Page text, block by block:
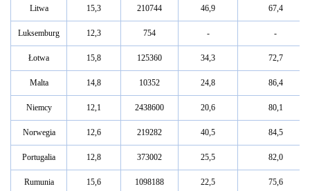
Litwa 15,3 210744 46,9 67,4
Luksemburg 12,3 754 - -
Łotwa 15,8 125360 34,3 72,7
Malta 14,8 10352 24,8 86,4
Niemcy 12,1 2438600 20,6 80,1
Norwegia 12,6 219282 40,5 84,5
Portugalia 12,8 373002 25,5 82,0
Rumunia 15,6 1098188 22,5 75,6